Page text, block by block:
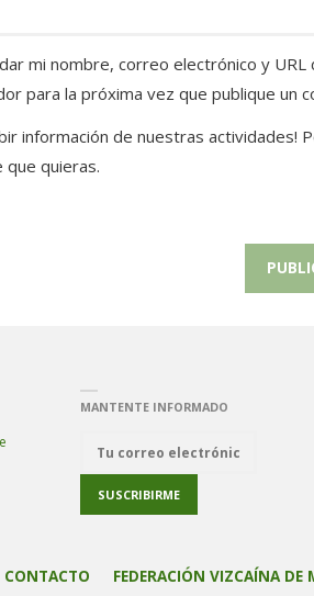
mi nombre, correo electrónico y URL
para la próxima vez que publique un
información de nuestras actividades!
que quieras.
MANTENTE INFORMADO
CONTACTO FEDERACIÓN VIZCAÍNA DE